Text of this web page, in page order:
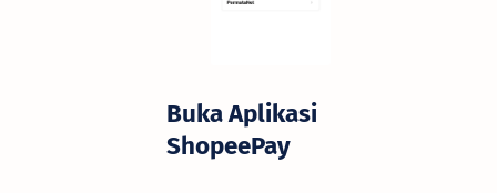
Buka Aplikasi
ShopeePay